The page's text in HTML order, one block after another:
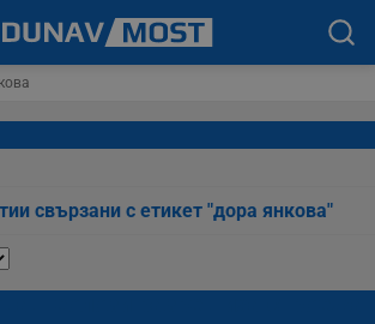
свързани с етикет "дора янкова"